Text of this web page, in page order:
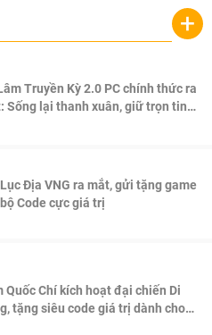
từ công ty game Nhật Bản
+
Truyền Kỳ 2.0 PC chính thức ra
Sống lại thanh xuân, giữ trọn tinh
Địa VNG ra mắt, gửi tặng game
Code cực giá trị
Quốc Chí kích hoạt đại chiến Di
tặng siêu code giá trị dành cho